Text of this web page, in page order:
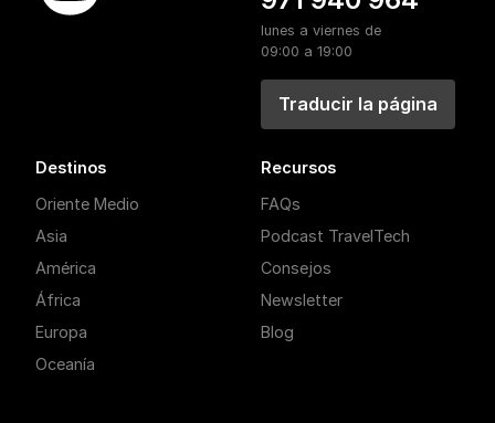
lunes a viernes de
09:00 a 19:00
Traducir la página
Destinos
Oriente Medio
Asia
América
África
Europa
Oceanía
Recursos
FAQs
Podcast TravelTech
Consejos
Newsletter
Blog